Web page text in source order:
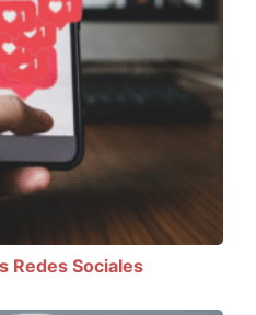
Redes Sociales